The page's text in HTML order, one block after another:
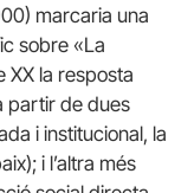
marcaria una
sobre «La
XX la resposta
partir de dues
i institucional, la
i l’altra més